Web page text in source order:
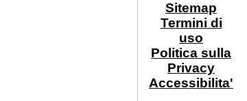
Sitemap
Termini di
uso
Politica sulla
Privacy
Accessibilita'